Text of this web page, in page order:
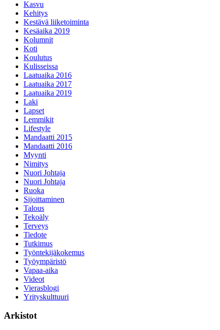
Kasvu
Kehitys
Kestävä liiketoiminta
Kesäaika 2019
Kolumnit
Koti
Koulutus
Kulisseissa
Laatuaika 2016
Laatuaika 2017
Laatuaika 2019
Laki
Lapset
Lemmikit
Lifestyle
Mandaatti 2015
Mandaatti 2016
Myynti
Nimitys
Nuori Johtaja
Nuori Johtaja
Ruoka
Sijoittaminen
Talous
Tekoäly
Terveys
Tiedote
Tutkimus
Työntekijäkokemus
Työympäristö
Vapaa-aika
Videot
Vierasblogi
Yrityskulttuuri
Arkistot